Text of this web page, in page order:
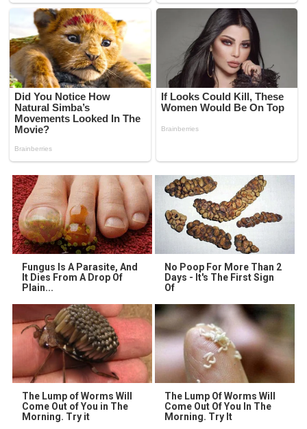
Fungus Is A Parasite, And
It Dies From A Drop Of
Plain...
No Poop For More Than 2
Days - It's The First Sign
Of
The Lump of Worms Will
Come Out of You in The
Morning. Try it
The Lump Of Worms Will
Come Out Of You In The
Morning. Try It